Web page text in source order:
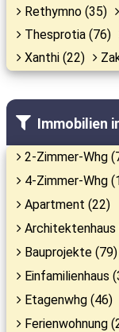
Rethymno (35)
Thesprotia (76)
Xanthi (22)
Immobilien
2-Zimmer-Whg
4-Zimmer-Whg
Apartment (22)
Architektenhaus
Bauprojekte (79)
Einfamilienhaus
Etagenwhg (46)
Ferienwohnung